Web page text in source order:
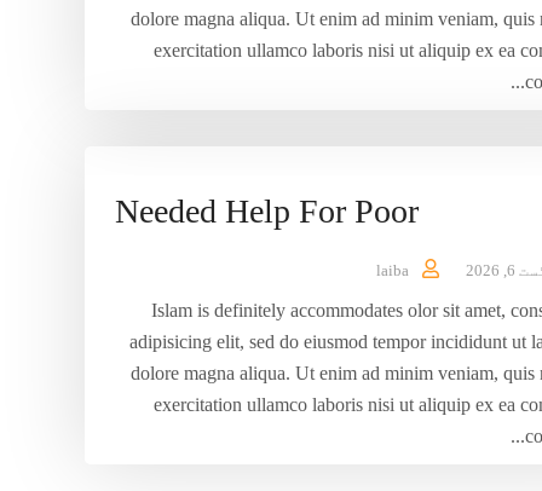
dolore magna aliqua. Ut enim ad minim veniam, quis
exercitation ullamco laboris nisi ut aliquip ex ea
Needed Help For Poor
2026
laiba
Islam is definitely accommodates olor sit amet,
adipisicing elit, sed do eiusmod tempor incididunt ut
dolore magna aliqua. Ut enim ad minim veniam, quis
exercitation ullamco laboris nisi ut aliquip ex ea